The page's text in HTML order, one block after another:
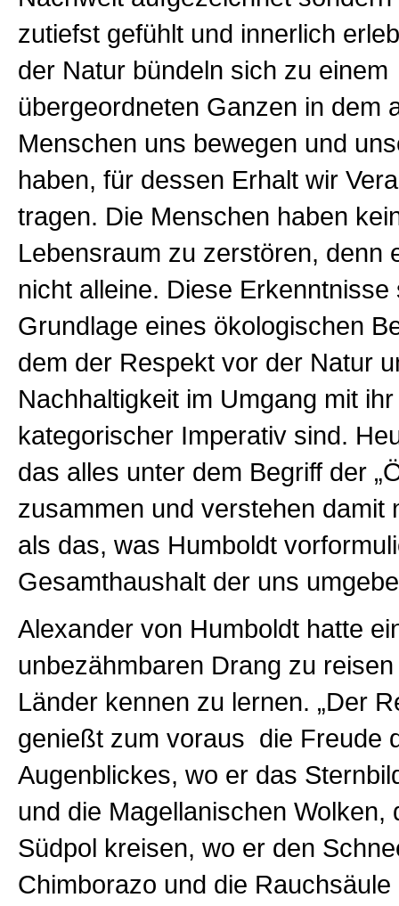
zutiefst gefühlt und innerlich
der Natur bündeln sich zu einem
übergeordneten Ganzen in dem
Menschen uns bewegen und
haben, für dessen Erhalt wir
tragen. Die Menschen haben
Lebensraum zu zerstören, denn
nicht alleine. Diese Erkenntnisse
Grundlage eines ökologischen
dem der Respekt vor der Natur
Nachhaltigkeit im Umgang mit
kategorischer Imperativ sind.
das alles unter dem Begriff der
zusammen und verstehen damit
als das, was Humboldt
Gesamthaushalt der uns
Alexander von Humboldt hatte
unbezähmbaren Drang zu
Länder kennen zu lernen. „Der
genießt zum voraus die Freude
Augenblickes, wo er das
und die Magellanischen Wolken,
Südpol kreisen, wo er den
Chimborazo und die Rauchsäule